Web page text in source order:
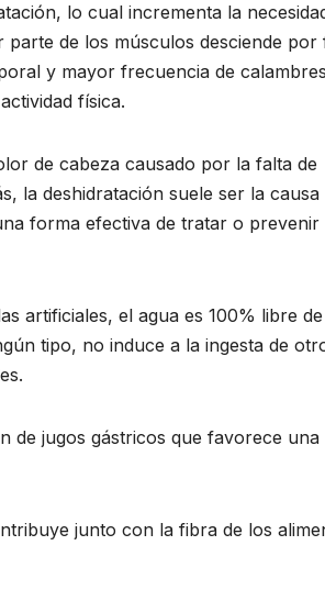
lo cual incrementa la
de los músculos desciende por
y mayor frecuencia de
física.
de cabeza causado por la falta de
la deshidratación suele ser la causa
forma efectiva de tratar o prevenir
artificiales, el agua es 100% libre de
tipo, no induce a la ingesta de
de jugos gástricos que favorece una
junto con la fibra de los